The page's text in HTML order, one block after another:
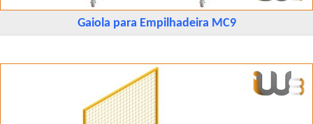
Gaiola para Empilhadeira MC9